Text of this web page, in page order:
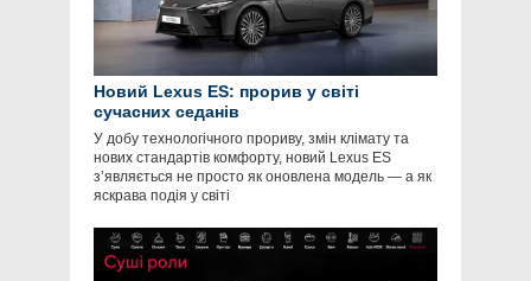
Новий Lexus ES: прорив у світі
сучасних седанів
У добу технологічного прориву, змін клімату та
нових стандартів комфорту, новий Lexus ES
з’являється не просто як оновлена модель — а як
яскрава подія у світі